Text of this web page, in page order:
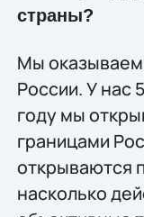
страны?
Мы оказываем
России. У нас
году мы
границами
открываются
насколько